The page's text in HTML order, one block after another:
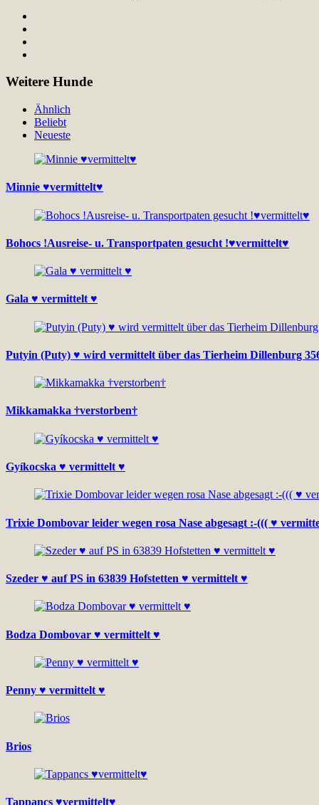
Weitere Hunde
Ähnlich
Beliebt
Neueste
Minnie ♥vermittelt♥
Bohocs !Ausreise- u. Transportpaten gesucht !♥vermittelt♥
Gala ♥ vermittelt ♥
Putyin (Puty) ♥ wird vermittelt über das Tierheim Dillenburg
Mikkamakka †verstorben†
Gyíkocska ♥ vermittelt ♥
Trixie Dombovar leider wegen rosa Nase abgesagt :-((( ♥
Szeder ♥ auf PS in 63839 Hofstetten ♥ vermittelt ♥
Bodza Dombovar ♥ vermittelt ♥
Penny ♥ vermittelt ♥
Brios
Tappancs ♥vermittelt♥